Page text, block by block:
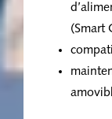
(Smart